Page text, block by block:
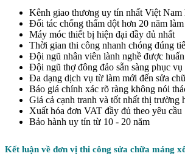
Kênh giao thương uy tín nhất Việt Nam
Đối tác chống thấm dột hơn 20 năm
Máy móc thiết bị hiện đại đầy đủ nhất
Thời gian thi công nhanh chóng đúng
Đội ngũ nhân viên lành nghề được
Đội ngũ thợ đông đảo sẵn sàng phục vụ
Đa dạng dịch vụ từ làm mới đến sửa
Báo giá chính xác rõ ràng không nói
Giá cả cạnh tranh và tốt nhất thị trường
Xuất hóa đơn VAT đầy đủ theo yêu cầu
Bảo hành uy tín từ 10 - 20 năm
Kết luận về đơn vị thi công sửa chữa máng